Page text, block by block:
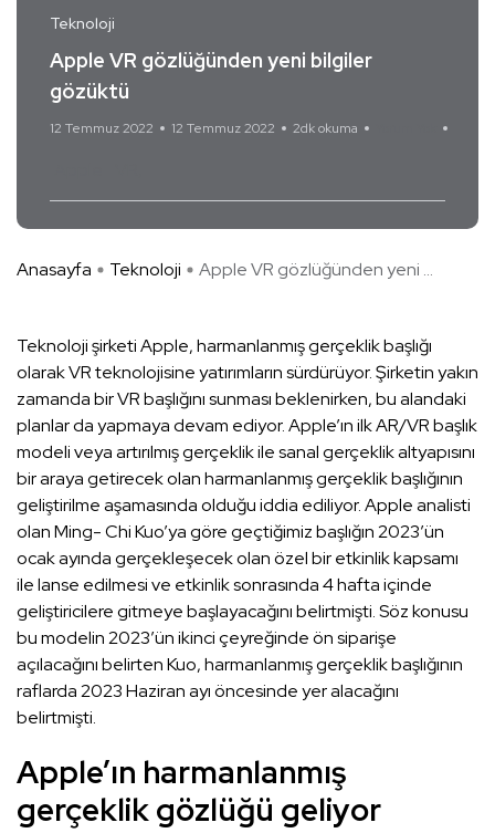
Teknoloji
Apple VR gözlüğünden yeni bilgiler
gözüktü
12 Temmuz 2022 12 Temmuz 2022 2dk okuma
Anasayfa Teknoloji Apple VR gözlüğünden yeni ...
Teknoloji şirketi Apple, harmanlanmış gerçeklik başlığı
olarak VR teknolojisine yatırımların sürdürüyor. Şirketin yakın
zamanda bir VR başlığını sunması beklenirken, bu alandaki
planlar da yapmaya devam ediyor. Apple’ın ilk AR/VR başlık
modeli veya artırılmış gerçeklik ile sanal gerçeklik altyapısını
bir araya getirecek olan harmanlanmış gerçeklik başlığının
geliştirilme aşamasında olduğu iddia ediliyor. Apple analisti
olan Ming- Chi Kuo’ya göre geçtiğimiz başlığın 2023’ün
ocak ayında gerçekleşecek olan özel bir etkinlik kapsamı
ile lanse edilmesi ve etkinlik sonrasında 4 hafta içinde
geliştiricilere gitmeye başlayacağını belirtmişti. Söz konusu
bu modelin 2023’ün ikinci çeyreğinde ön siparişe
açılacağını belirten Kuo, harmanlanmış gerçeklik başlığının
raflarda 2023 Haziran ayı öncesinde yer alacağını
belirtmişti.
Apple’ın harmanlanmış
gerçeklik gözlüğü geliyor